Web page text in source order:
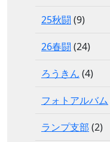
25秋闘 (9)
26春闘 (24)
ろうきん (4)
フォトアルバム
ランプ支部 (2)